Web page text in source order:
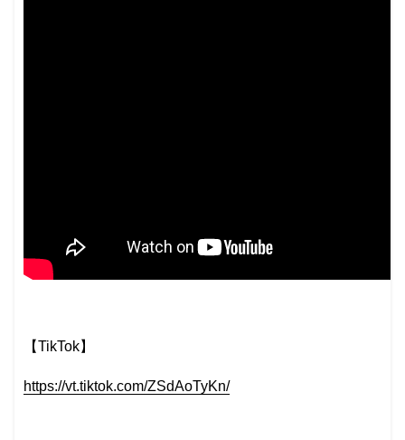
【TikTok】
https://vt.tiktok.com/ZSdAoTyKn/